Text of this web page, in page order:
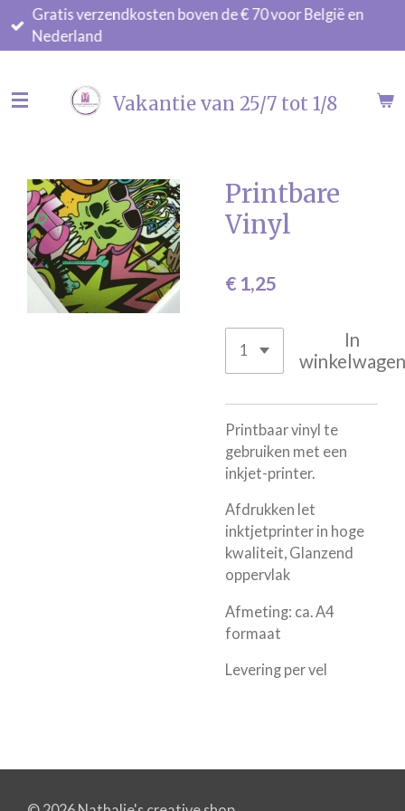
Ga
direct
hoofdinhoud
Gratis verzendkosten boven de € 70 voor België en
Nederland
Vakantie van 25/7 tot 1/8
Printbare
Vinyl
€ 1,25
In
winkelwagen
Printbaar vinyl te
gebruiken met een
inkjet-printer.
Afdrukken let
inktjetprinter in hoge
kwaliteit, Glanzend
oppervlak
Afmeting: ca. A4
formaat
Levering per vel